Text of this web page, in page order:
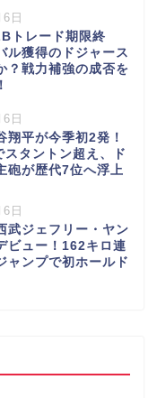
日
トレード期限終
ル獲得のドジャース
？戦力補強の成否を
日
翔平が今季初2発！
タントン超え、ド
砲が歴代7位へ浮上
日
武ジェフリー・ヤン
ビュー！162キロ連
ャンプで初ホールド